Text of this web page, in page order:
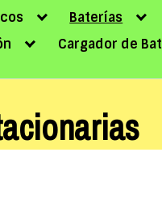
Baterías
Cargador de